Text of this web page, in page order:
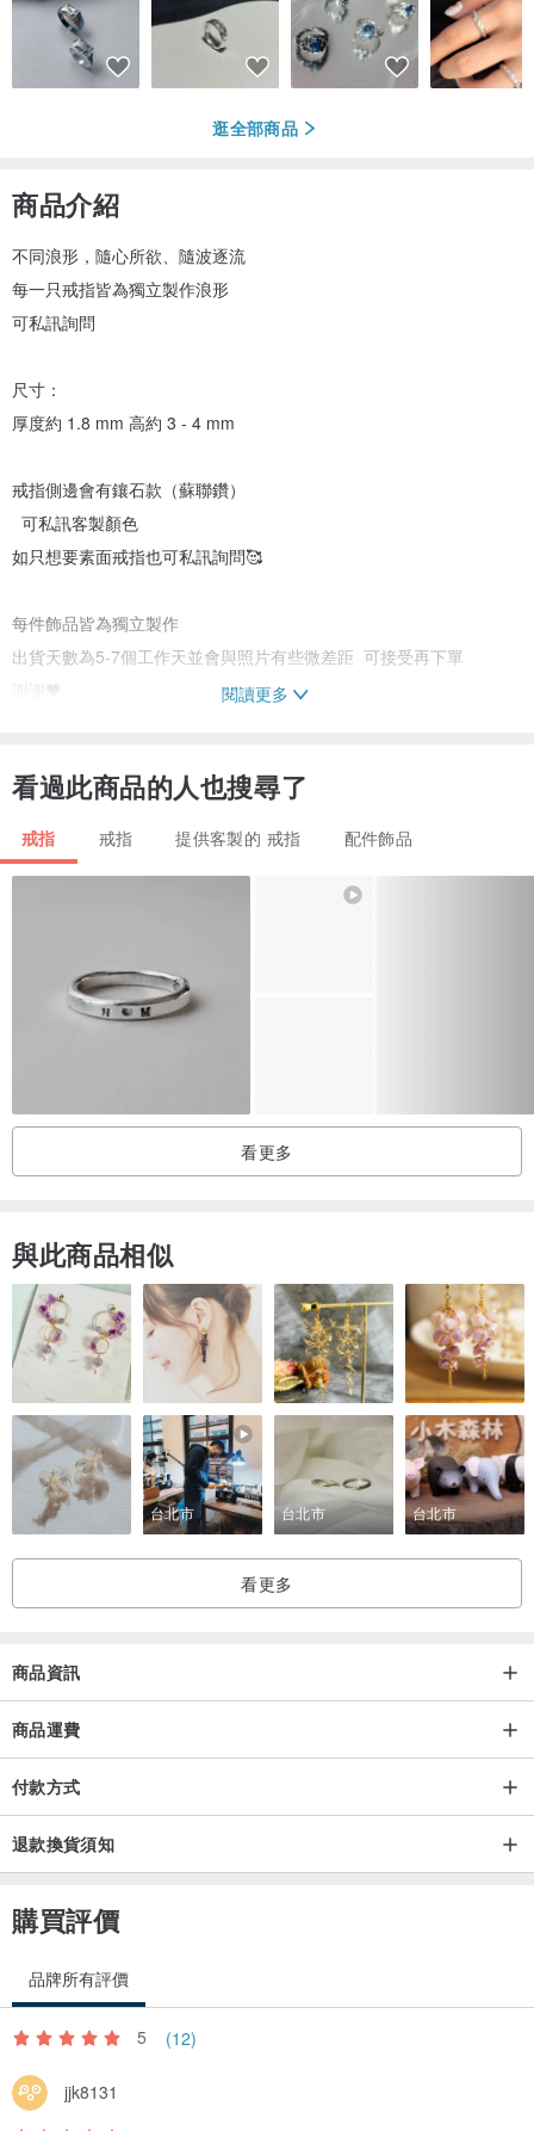
逛全部商品
商品介紹
不同浪形，隨心所欲、隨波逐流
每一只戒指皆為獨立製作浪形
可私訊詢問
尺寸：
厚度約 1.8 mm 高約 3 - 4 mm
戒指側邊會有鑲石款（蘇聯鑽）
可私訊客製顏色
如只想要素面戒指也可私訊詢問🥰
每件飾品皆為獨立製作
出貨天數為5-7個工作天並會與照片有些微差距 可接受再下單
謝謝🖤
✧ 如運輸過程中造成商品瑕疵，‎7日內可退換貨。商品寄回必須是全
✧ 基於個人衛生原則考量，耳環除上述瑕疵問題，無法接受退換貨
✧ 天然石商品，成色以及形狀不會相同，表面可能會天然裂痕，若無
接受請勿下單。 使用及保養方式
✧ ‎金屬商品請勿攜帶泡溫泉/洗澡/游泳，以防金屬變黑
✧ 999銀薄而細膩且具延展性，如對其施加太大壓力，飾品會因此變
— HANDMADE JEWELLERY, MAKING EACH PIECE INDIVIDUALLY
—
A Few Things to Know
✧ For hygiene reasons, we can’t accept returns or exchanges on
earrings, unless they’re damaged.
lighting when the photo was taken. If you’re unsure, feel free to
✧ Avoid wearing your jewellery in the shower, hot springs, or while
swimming — water and chemicals can cause the metal to darken
slow down oxidation.
✧ Each natural stone is one of a kind — colors, shapes, and
surface textures may vary, and small natural cracks or inclusions
might not be the right fit.
閱讀更多
看過此商品的人也搜尋了
戒指 戒指 提供客製的 戒指 配件飾品
看更多
與此商品相似
台北市 台北市 台北市
看更多
商品資訊
商品運費
付款方式
退款換貨須知
購買評價
品牌所有評價
5 (12)
jjk8131